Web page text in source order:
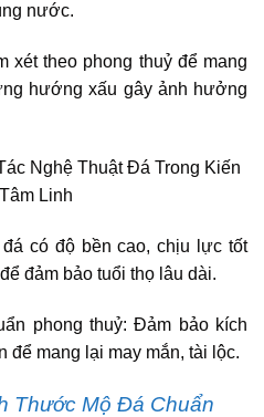
nước.
xét theo phong thuỷ để mang
hướng xấu gây ảnh hưởng
có độ bền cao, chịu lực tốt
đảm bảo tuổi thọ lâu dài.
phong thuỷ: Đảm bảo kích
mang lại may mắn, tài lộc.
Thước Mộ Đá Chuẩn